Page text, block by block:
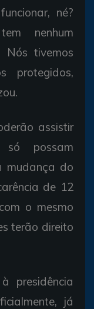
né?
nenhum
Nós tivemos
protegidos,
assistir
só possam
mudança do
de 12
o mesmo
terão direito
presidência
já